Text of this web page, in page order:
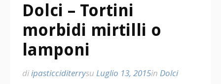
Dolci – Tortini
morbidi mirtilli o
lamponi
diipasticciditerrysu Luglio 13, 2015in Dolci